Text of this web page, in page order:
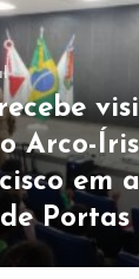
Arco-
em
Portas